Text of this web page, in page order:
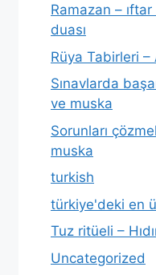
Ramazan –
duası
Rüya Tabirleri –
Sınavlarda
ve muska
Sorunları
muska
turkish
türkiye'deki en
Tuz ritüeli –
Uncategorized